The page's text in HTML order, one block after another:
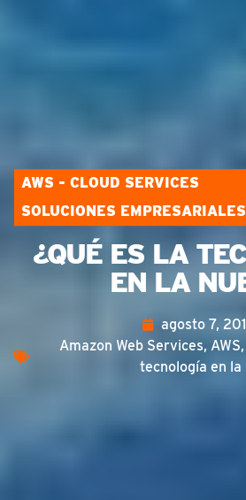
AWS - CLOUD SERVICES
SOLUCIONES EMPRESARIALES
¿QUÉ ES LA
EN LA
agosto 7,
Amazon Web Services, AWS,
tecnología en la